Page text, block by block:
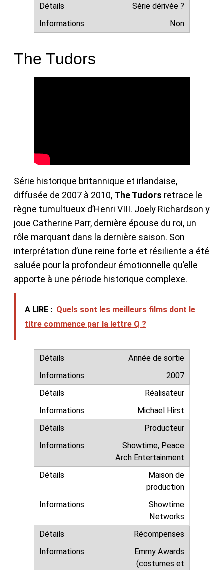
Série dérivée ?
Non
The Tudors
Série historique britannique et irlandaise,
diffusée de 2007 à 2010, The Tudors retrace le
règne tumultueux d’Henri VIII. Joely Richardson y
joue Catherine Parr, dernière épouse du roi, un
rôle marquant dans la dernière saison. Son
interprétation d’une reine forte et résiliente a été
saluée pour la profondeur émotionnelle qu’elle
apporte à une période historique complexe.
A LIRE : Quels sont les meilleurs films dont le
titre commence par la lettre Q ?
Année de sortie
2007
Réalisateur
Michael Hirst
Producteur
Showtime, Peace
Arch Entertainment
Maison de
production
Showtime
Networks
Récompenses
Emmy Awards
(costumes et